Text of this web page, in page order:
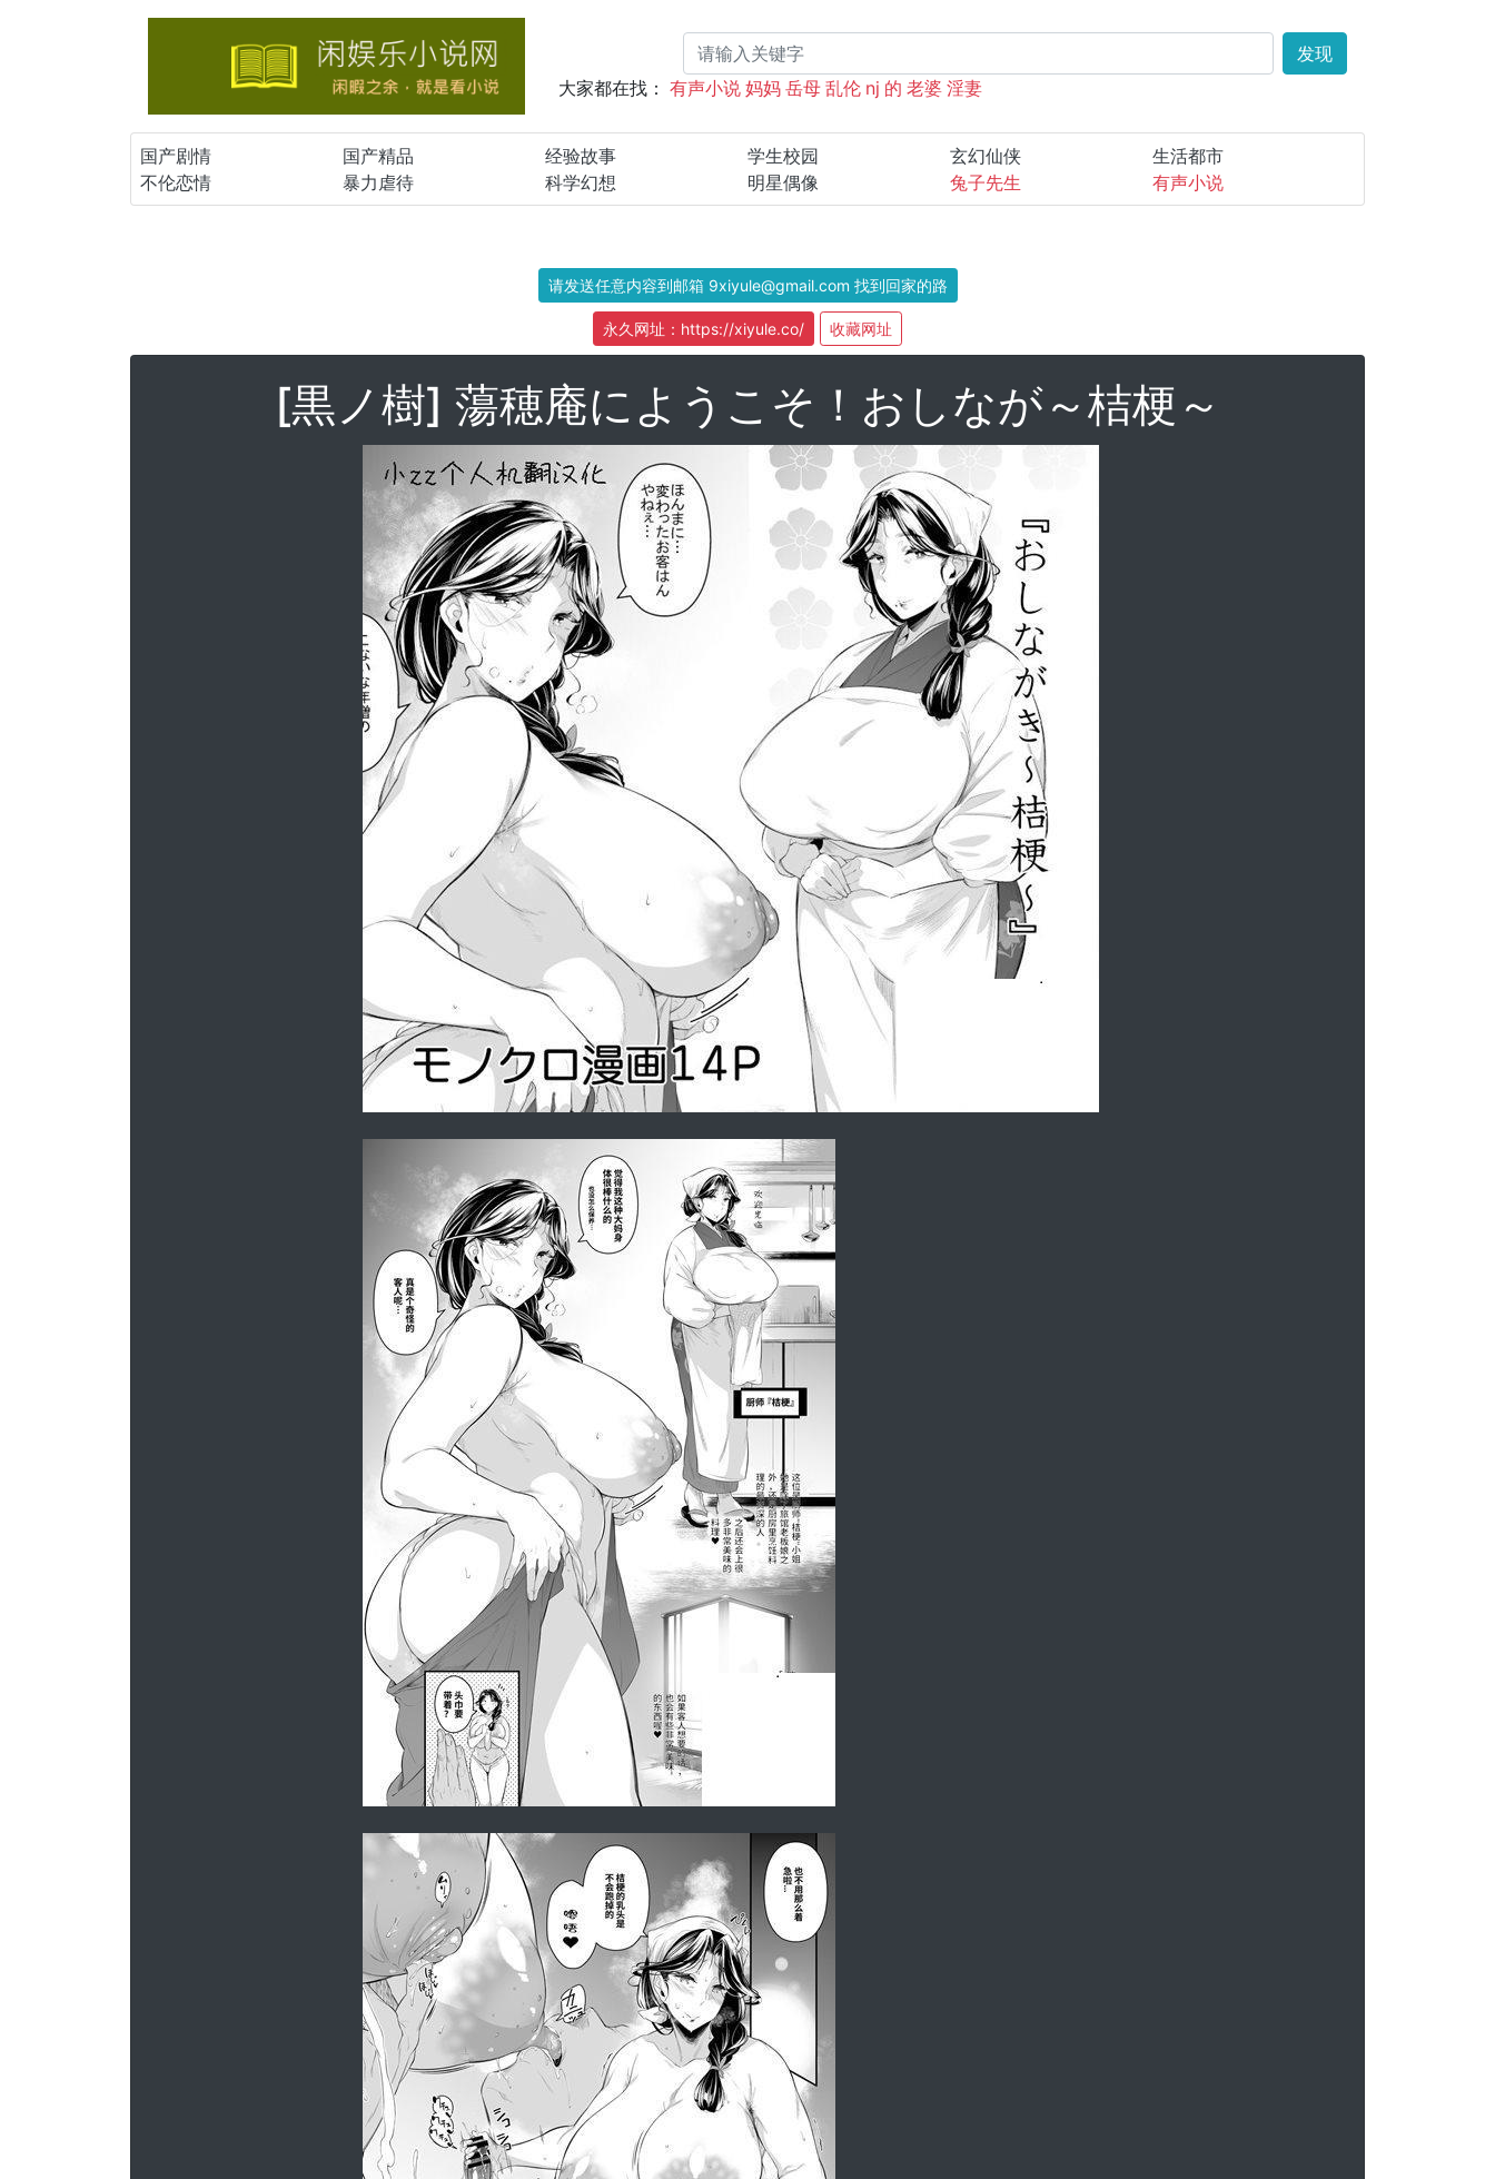
发现
大家都在找： 有声小说 妈妈 岳母 乱伦 nj 的 老婆 淫妻
国产剧情 国产精品 经验故事 学生校园 玄幻仙侠
生活都市
不伦恋情
暴力虐待 科学幻想 明星偶像 兔子先生 有声小说
请发送任意内容到邮箱 9xiyule@gmail.com 找到回家的路
永久网址：https://xiyule.co/ 收藏网址
[黒ノ樹] 蕩穂庵にようこそ！おしなが～桔梗～